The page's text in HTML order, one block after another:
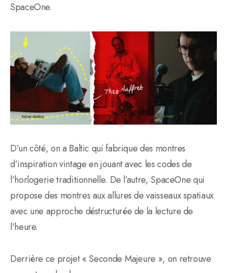
SpaceOne.
D’un côté, on a Baltic qui fabrique des montres
d’inspiration vintage en jouant avec les codes de
l’horlogerie traditionnelle. De l’autre, SpaceOne qui
propose des montres aux allures de vaisseaux spatiaux
avec une approche déstructurée de la lecture de
l’heure.
Derrière ce projet « Seconde Majeure », on retrouve